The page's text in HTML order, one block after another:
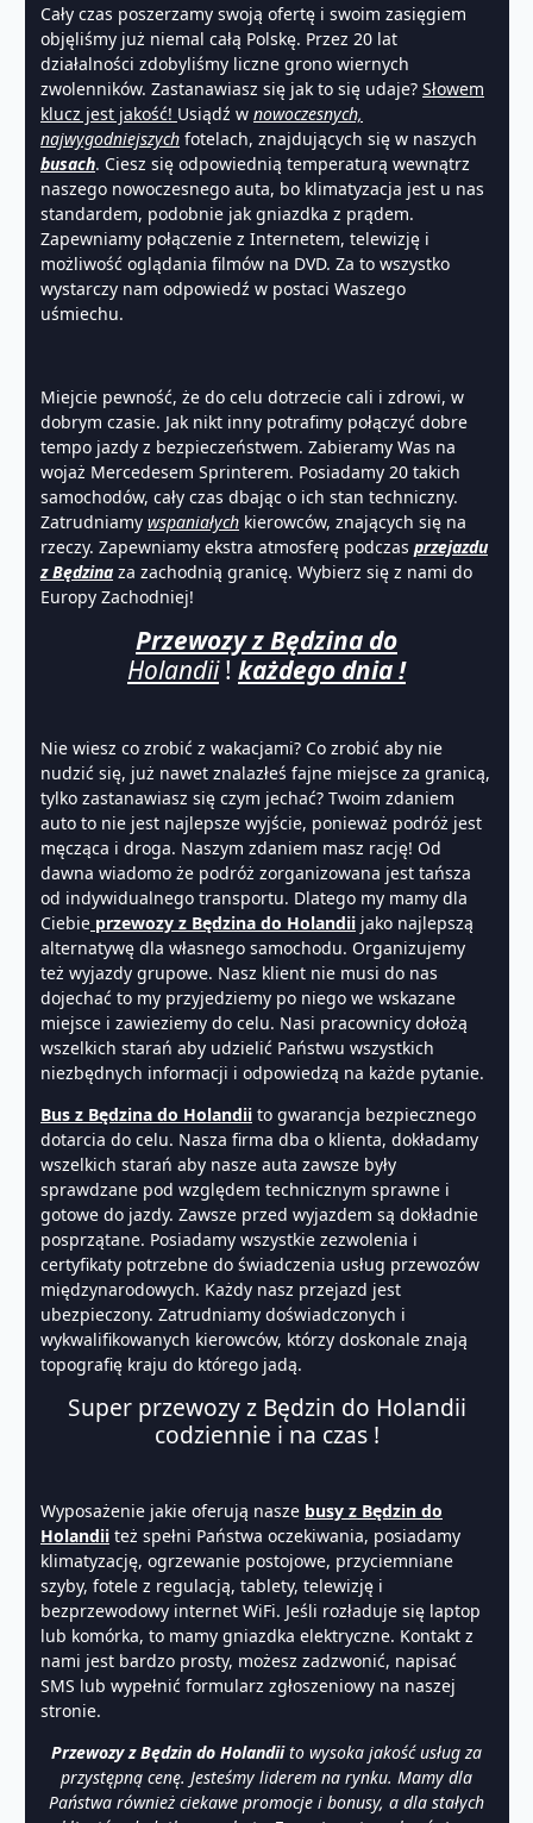
Cały czas poszerzamy swoją ofertę i swoim zasięgiem
objęliśmy już niemal całą Polskę. Przez 20 lat
działalności zdobyliśmy liczne grono wiernych
zwolenników. Zastanawiasz się jak to się udaje? Słowem
klucz jest jakość! Usiądź w nowoczesnych,
najwygodniejszych fotelach, znajdujących się w naszych
busach. Ciesz się odpowiednią temperaturą wewnątrz
naszego nowoczesnego auta, bo klimatyzacja jest u nas
standardem, podobnie jak gniazdka z prądem.
Zapewniamy połączenie z Internetem, telewizję i
możliwość oglądania filmów na DVD. Za to wszystko
wystarczy nam odpowiedź w postaci Waszego
uśmiechu.
Miejcie pewność, że do celu dotrzecie cali i zdrowi, w
dobrym czasie. Jak nikt inny potrafimy połączyć dobre
tempo jazdy z bezpieczeństwem. Zabieramy Was na
wojaż Mercedesem Sprinterem. Posiadamy 20 takich
samochodów, cały czas dbając o ich stan techniczny.
Zatrudniamy wspaniałych kierowców, znających się na
rzeczy. Zapewniamy ekstra atmosferę podczas przejazdu
z Będzina za zachodnią granicę. Wybierz się z nami do
Europy Zachodniej!
Przewozy z Będzina do
Holandii! każdego dnia !
Nie wiesz co zrobić z wakacjami? Co zrobić aby nie
nudzić się, już nawet znalazłeś fajne miejsce za granicą,
tylko zastanawiasz się czym jechać? Twoim zdaniem
auto to nie jest najlepsze wyjście, ponieważ podróż jest
męcząca i droga. Naszym zdaniem masz rację! Od
dawna wiadomo że podróż zorganizowana jest tańsza
od indywidualnego transportu. Dlatego my mamy dla
Ciebie przewozy z Będzina do Holandii jako najlepszą
alternatywę dla własnego samochodu. Organizujemy
też wyjazdy grupowe. Nasz klient nie musi do nas
dojechać to my przyjedziemy po niego we wskazane
miejsce i zawieziemy do celu. Nasi pracownicy dołożą
wszelkich starań aby udzielić Państwu wszystkich
niezbędnych informacji i odpowiedzą na każde pytanie.
Bus z Będzina do Holandii to gwarancja bezpiecznego
dotarcia do celu. Nasza firma dba o klienta, dokładamy
wszelkich starań aby nasze auta zawsze były
sprawdzane pod względem technicznym sprawne i
gotowe do jazdy. Zawsze przed wyjazdem są dokładnie
posprzątane. Posiadamy wszystkie zezwolenia i
certyfikaty potrzebne do świadczenia usług przewozów
międzynarodowych. Każdy nasz przejazd jest
ubezpieczony. Zatrudniamy doświadczonych i
wykwalifikowanych kierowców, którzy doskonale znają
topografię kraju do którego jadą.
Super przewozy z Będzin do Holandii
codziennie i na czas !
Wyposażenie jakie oferują nasze busy z Będzin do
Holandii też spełni Państwa oczekiwania, posiadamy
klimatyzację, ogrzewanie postojowe, przyciemniane
szyby, fotele z regulacją, tablety, telewizję i
bezprzewodowy internet WiFi. Jeśli rozładuje się laptop
lub komórka, to mamy gniazdka elektryczne. Kontakt z
nami jest bardzo prosty, możesz zadzwonić, napisać
SMS lub wypełnić formularz zgłoszeniowy na naszej
stronie.
Przewozy z Będzin do Holandiito wysoka jakość usług za
przystępną cenę. Jesteśmy liderem na rynku. Mamy dla
Państwa również ciekawe promocje i bonusy, a dla stałych